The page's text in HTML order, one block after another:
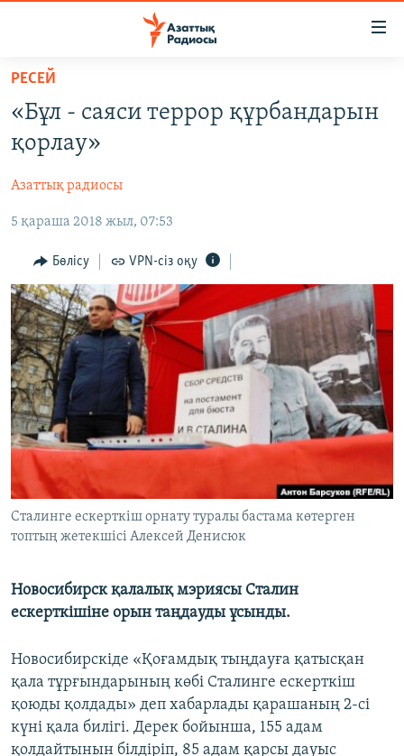
Skip
main
content
to
Navigation
Search
САЯСАТ
AZATTYQTV
ҚАҢТАР ОҚИҒАСЫ
АДАМ ҚҰҚЫҚТАРЫ
ӘЛЕУМЕТ
ӘЛЕМ
АРНАЙЫ ЖОБАЛАР
Русский
ЖАЗЫЛЫҢЫЗ
Басқа тілдерде
РЕСЕЙ
«Бұл - саяси террор құрбандарын
қорлау»
Азаттық радиосы
5 қараша 2018 жыл, 07:53
Бөлісу VPN-сіз оқу
Cталинге ескерткіш орнату туралы бастама көтерген
топтың жетекшісі Алексей Денисюк
Новосибирск қалалық мэриясы Сталин
ескерткішіне орын таңдауды ұсынды.
Новосибирскіде «Қоғамдық тыңдауға қатысқан
қала тұрғындарының көбі Сталинге ескерткіш
қоюды қолдады» деп хабарлады қарашаның 2-сі
күні қала билігі. Дерек бойынша, 155 адам
қолдайтынын білдіріп, 85 адам қарсы дауыс